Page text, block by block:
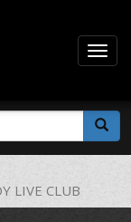
LIVE CLUB